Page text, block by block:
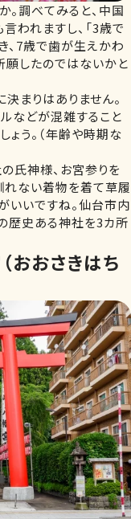
。調べてみると、中国
われますし、「3歳で
、7歳で歯が生えかわ
願したのではないかと
まりはありません。
などが混雑すること
う。（年齢や時期な
氏神様、お宮参りを
れない着物を着て草履
いいですね。仙台市内
歴史ある神社を3カ所
おおさきはち